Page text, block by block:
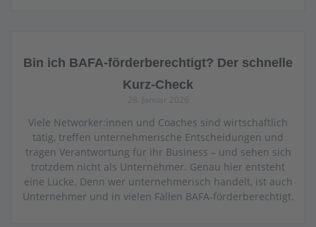
Bin ich BAFA-förderberechtigt? Der schnelle
Kurz-Check
28. Januar 2026
Viele Networker:innen und Coaches sind wirtschaftlich
tätig, treffen unternehmerische Entscheidungen und
tragen Verantwortung für ihr Business – und sehen sich
trotzdem nicht als Unternehmer. Genau hier entsteht
eine Lücke. Denn wer unternehmerisch handelt, ist auch
Unternehmer und in vielen Fällen BAFA-förderberechtigt.